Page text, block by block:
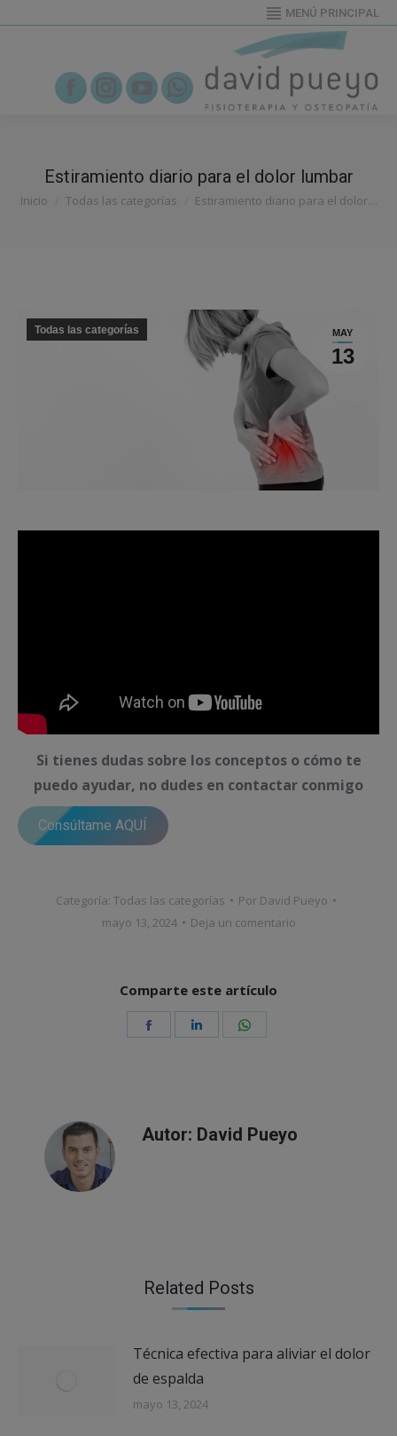
MENÚ PRINCIPAL
FacebookInstagram
YouTubeWhatsapp
Estiramiento diario para el dolor lumbar
Estás aquí:
Inicio Todas las categorías Estiramiento diario para el dolor…
MAY
13
Todas las categorías
Si tienes dudas sobre los conceptos o cómo te
puedo ayudar, no dudes en contactar conmigo
Consúltame AQUÍ
Categoría: Todas las categorías Por David Pueyo
mayo 13, 2024
Deja un comentario
Comparte este artículo
Share
Share
Autor: David Pueyo
Related Posts
Técnica efectiva para aliviar el dolor
de espalda
mayo 13, 2024